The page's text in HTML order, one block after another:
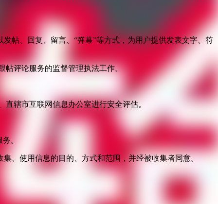
帖、回复、留言、“弹幕”等方式，为用户提供发表文字、符
帖评论服务的监督管理执法工作。
辖市互联网信息办公室进行安全评估。
。
、使用信息的目的、方式和范围，并经被收集者同意。